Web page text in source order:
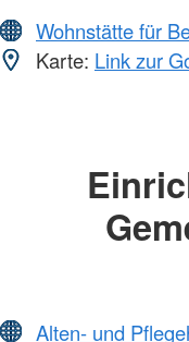
Wohnstätte für
Karte: Link zur
Alten- und